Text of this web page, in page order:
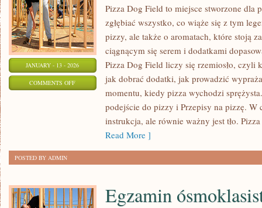
JANUARY - 13 - 2026
COMMENTS OFFON
Pizza Dog Field to miejsce stworzone dla
zgłębiać wszystko, co wiąże się z tym
pizzy, ale także o aromatach, które stoją
ciągnącym się serem i dodatkami
Pizza Dog Field liczy się rzemiosło, czyli
jak dobrać dodatki, jak prowadzić
momentu, kiedy pizza wychodzi
podejście do pizzy i Przepisy na pizzę. W
instrukcja, ale równie ważny jest tło.
Read More ]
POSTED BY ADMIN
Egzamin